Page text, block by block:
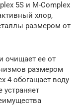
5S и М-Complex
хлор,
размером от
очищает ее от
размером
4 обогащает воду